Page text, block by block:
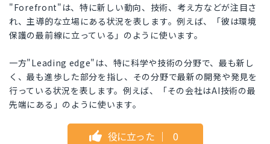
"Forefront"は、特に新しい動向、技術、考え方などが注目さ
れ、主導的な立場にある状況を表します。例えば、「彼は環境
保護の最前線に立っている」のように使います。
一方"Leading edge"は、特に科学や技術の分野で、最も新し
く、最も進歩した部分を指し、その分野で最新の開発や発見を
行っている状況を表します。例えば、「その会社はAI技術の最
先端にある」のように使います。
役に立った ｜ 0